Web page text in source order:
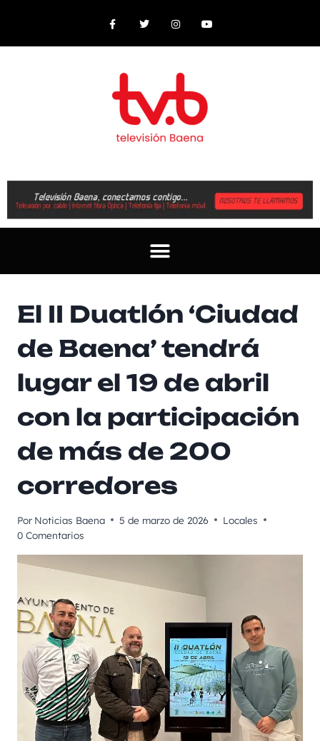
El II Duatlón ‘Ciudad
de Baena’ tendrá
lugar el 19 de abril
con la participación
de más de 200
corredores
Por Noticias Baena 5 de marzo de 2026
Locales
0 Comentarios